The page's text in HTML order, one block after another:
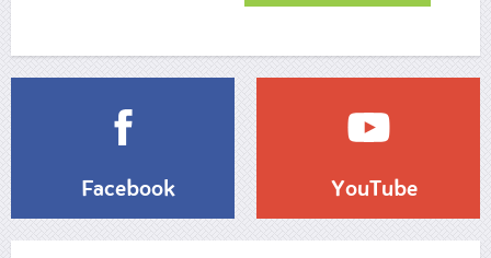
Facebook YouTube